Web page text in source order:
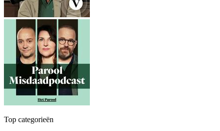
Top categorieën